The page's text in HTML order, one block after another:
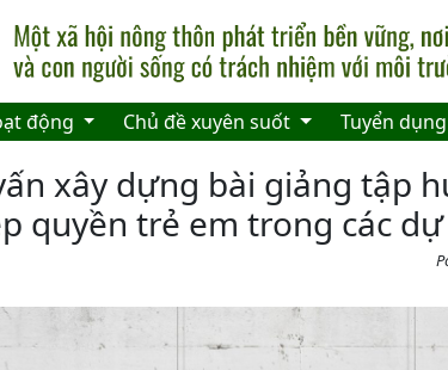
động Chủ đề xuyên suốt Tuyển dụng
xây dựng bài giảng tập
quyền trẻ em trong các